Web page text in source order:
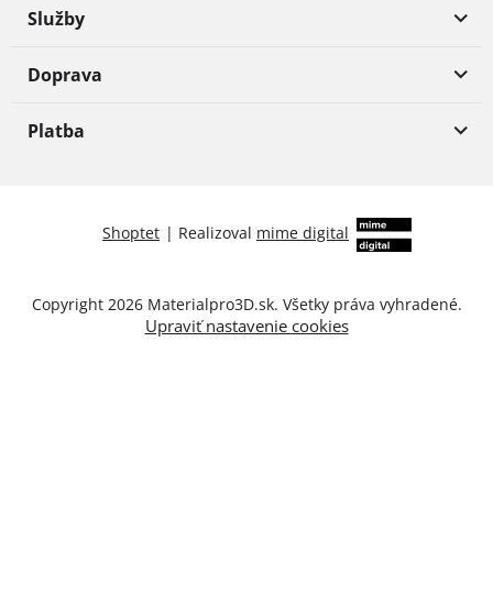
Služby
Doprava
Platba
Shoptet | Realizoval mime digital
Copyright 2026 Materialpro3D.sk. Všetky práva vyhradené.
Upraviť nastavenie cookies